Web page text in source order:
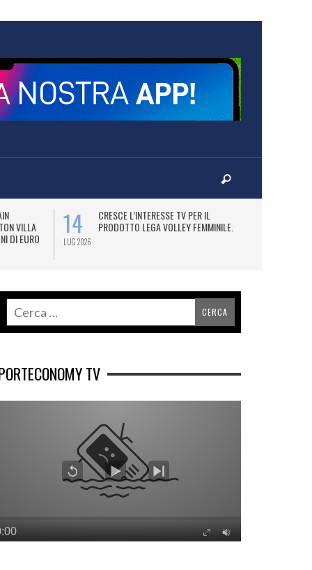
VILLA
DI EURO
14
LUG 2026
CRESCE L’INTERESSE TV PER IL
PRODOTTO LEGA VOLLEY FEMMINILE.
TV